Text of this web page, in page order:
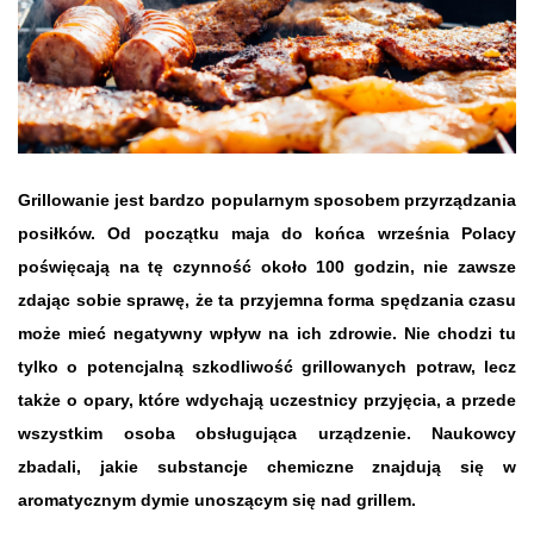
Grillowanie jest bardzo popularnym sposobem przyrządzania
posiłków. Od początku maja do końca września Polacy
poświęcają na tę czynność około 100 godzin, nie zawsze
zdając sobie sprawę, że ta przyjemna forma spędzania czasu
może mieć negatywny wpływ na ich zdrowie. Nie chodzi tu
tylko o potencjalną szkodliwość grillowanych potraw, lecz
także o opary, które wdychają uczestnicy przyjęcia, a przede
wszystkim osoba obsługująca urządzenie. Naukowcy
zbadali, jakie substancje chemiczne znajdują się w
aromatycznym dymie unoszącym się nad grillem.